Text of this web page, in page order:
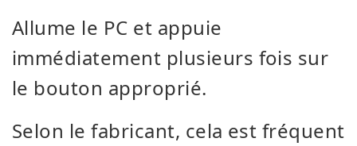
Allume le PC et appuie
immédiatement plusieurs fois sur
le bouton approprié.
Selon le fabricant, cela est fréquent